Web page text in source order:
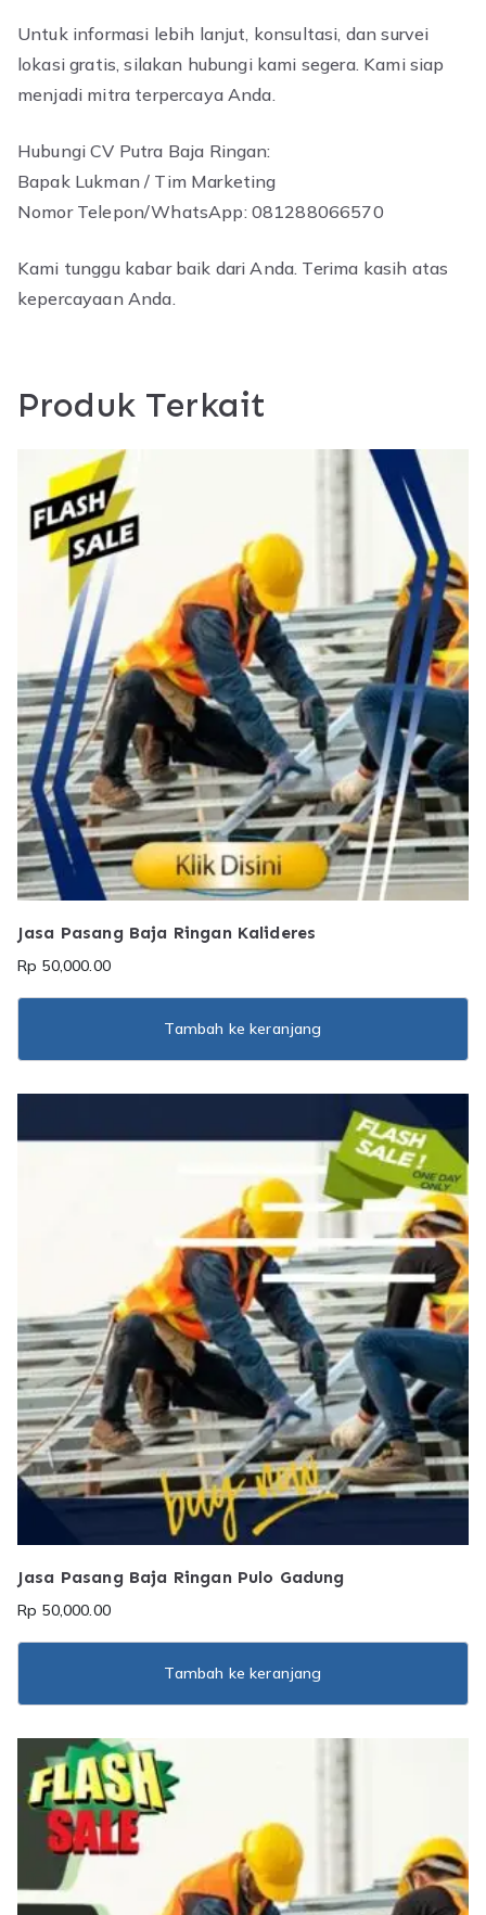
Untuk informasi lebih lanjut, konsultasi, dan survei
lokasi gratis, silakan hubungi kami segera. Kami siap
menjadi mitra terpercaya Anda.
Hubungi CV Putra Baja Ringan:
Bapak Lukman / Tim Marketing
Nomor Telepon/WhatsApp: 081288066570
Kami tunggu kabar baik dari Anda. Terima kasih atas
kepercayaan Anda.
Produk Terkait
Jasa Pasang Baja Ringan Kalideres
Rp 50,000.00
Tambah ke keranjang
Jasa Pasang Baja Ringan Pulo Gadung
Rp 50,000.00
Tambah ke keranjang